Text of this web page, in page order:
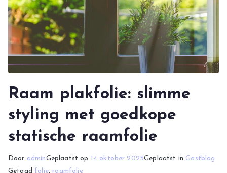
Raam plakfolie: slimme
styling met goedkope
statische raamfolie
Door adminGeplaatst op 14 oktober 2025Geplaatst in Gastblog
Getagd folie, raamfolie